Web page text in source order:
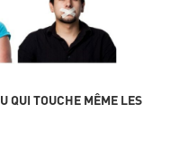
QUI TOUCHE MÊME LES